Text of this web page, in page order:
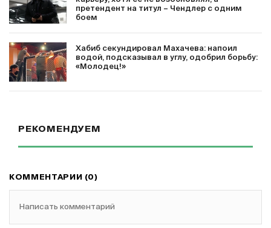
претендент на титул – Чендлер с одним
боем
Хабиб секундировал Махачева: напоил
водой, подсказывал в углу, одобрил борьбу:
«Молодец!»
РЕКОМЕНДУЕМ
КОММЕНТАРИИ (0)
Написать комментарий